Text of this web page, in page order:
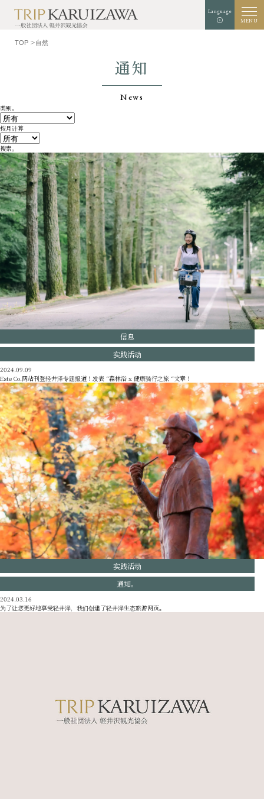
Language
MENU
绿色
TOP
了解轻井泽
自然
胜地
经典
美食家
经验和艺术
商店
示范课程
活动
通知 访问
照片库。
其他协会成员
旅游咨询中心
关于旅游协会
バナー広告案内
询问
隐私政策
PR
TOP 自然
通知
News
类别。
按月计算
搜索。
信息
实践活动
2024.09.09
Este Co.网站刊登轻井泽专题报道！发表 “森林浴 x 健康骑行之旅 “文章！
实践活动
通知。
2024.03.16
为了让您更好地享受轻井泽，我们创建了轻井泽生态旅游网页。